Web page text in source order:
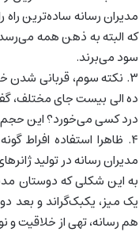
مدیران رسانه ساده‌ترین
که البته به ذهن همه
سود می‌برند.
۳. نکته سوم، قربانی
ده الی بیست جای مختلف،
درد کسی می‌خورد؟ این حجم
۴. ظاهرا استفاده افراط
مدیران رسانه در تولید
به این شکلی که دوستان
یک میز، یکبک‌گراند و بعد
هم رسانه، تهی از خلاقیت و